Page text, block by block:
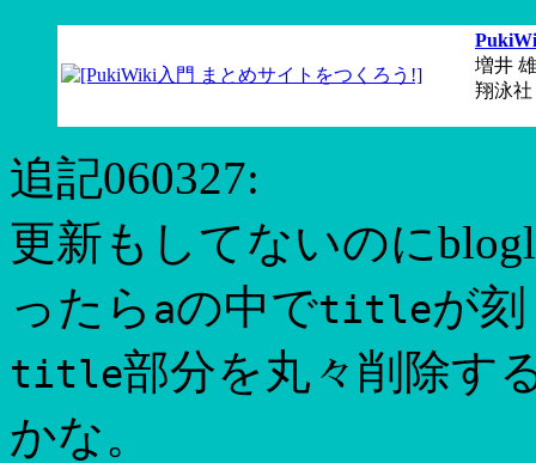
増井
翔泳社
追記060327:
更新もしてないのに
ったら aの中でtitleが
title部分を丸々削除す
かな。